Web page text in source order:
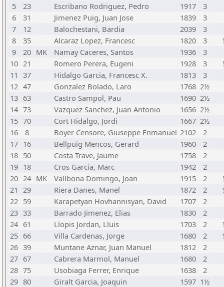
5
23 Escribano Rodriguez, Pedro 1917 3
6
31 Jimenez Puig, Juan Jose 1839 3
7
12 Balochestani, Bardia 2039 3
8
35 Alcaraz Lopez, Francesc 1820 3
9
20 MK Namay Caceres, Santos 1936 3
10 21 Romero Perera, Eugeni 1928 3
11 37 Hidalgo Garcia, Francesc X. 1813 3
12 47 Gonzalez Bolado, Laro 1768 2½
13 63 Castro Sampol, Pau 1690 2½
14 73 Vazquez Sanchez, Juan Antonio 1656 2½
15 70 Cort Hidalgo, Jordi 1667 2½
16
8 Boyer Censore, Giuseppe Enmanuel 2102
2
17 16 Bellpuig Mencos, Gerard 1960 2
18 50 Costa Trave, Jaume 1758 2
19 18 Cros Garcia, Marc 1942
2
20 24 MK Vallbona Domingo, Joan 1915 2
21 29 Riera Danes, Manel 1872 2
22 59 Karapetyan Hovhannisyan, David 1707
2
23 33 Barrado Jimenez, Elias 1830 2
24 61 Llopis Jordan, Lluis 1703 2
25 66 Villa Cardenas, Jorge 1680 2
26 39 Muntane Aznar, Juan Manuel 1812 2
27 67 Cabrera Marmol, Manuel 1680 2
28 75 Usobiaga Ferrer, Enrique 1638 2
29 80 Giralt Garcia, Joaquin 1597 1½